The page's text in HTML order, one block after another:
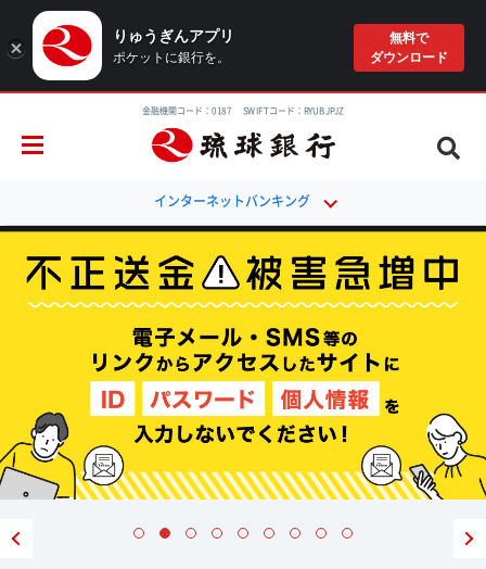
金融機関コード：0187 SWIFTコード：RYUBJPJZ
インターネットバンキング
りゅうぎんアプリ
ポケットに銀行を。
無料で
ダウンロード